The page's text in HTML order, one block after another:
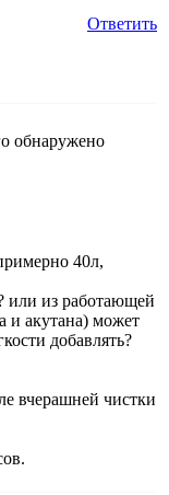
Ответить
обнаружено
40л,
или из работающей
и акутана) может
добавлять?
вчерашней чистки